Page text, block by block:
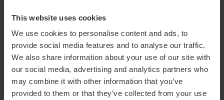
This website uses cookies
We use cookies to personalise content and ads, to
provide social media features and to analyse our traffic.
We also share information about your use of our site with
our social media, advertising and analytics partners who
may combine it with other information that you’ve
provided to them or that they’ve collected from your use
Cómo llegar